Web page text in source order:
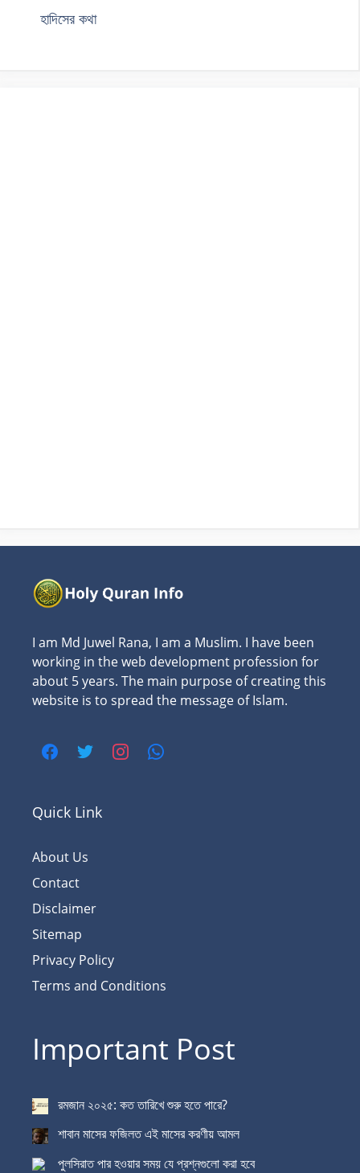
হাদিসের কথা
I am Md Juwel Rana, I am a Muslim. I have been
working in the web development profession for
about 5 years. The main purpose of creating this
website is to spread the message of Islam.
Quick Link
About Us
Contact
Disclaimer
Sitemap
Privacy Policy
Terms and Conditions
Important Post
রমজান ২০২৫: কত তারিখে শুরু হতে পারে?
শাবান মাসের ফজিলত এই মাসের করণীয় আমল
পুলসিরাত পার হওয়ার সময় যে প্রশ্নগুলো করা হবে